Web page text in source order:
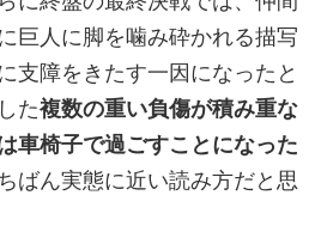
巨人に脚を噛み砕かれる描写
支障をきたす一因になったと
た複数の重い負傷が積み重な
車椅子で過ごすことになった
ばん実態に近い読み方だと思